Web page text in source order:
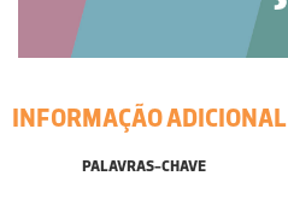
INFORMAÇÃO ADICIONAL
PALAVRAS-CHAVE